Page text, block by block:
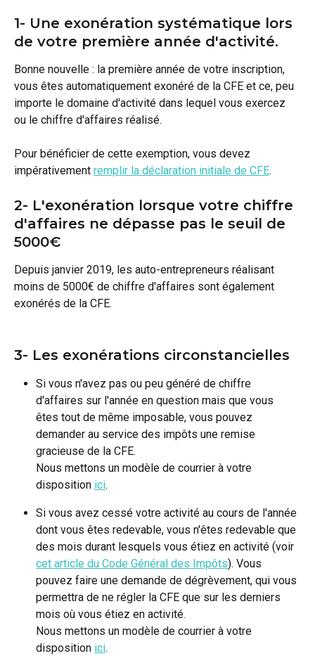
1- Une exonération systématique lors
de votre première année d'activité.
Bonne nouvelle : la première année de votre inscription,
vous êtes automatiquement exonéré de la CFE et ce, peu
importe le domaine d'activité dans lequel vous exercez
ou le chiffre d'affaires réalisé.
Pour bénéficier de cette exemption, vous devez
impérativement remplir la déclaration initiale de CFE.
2- L'exonération lorsque votre chiffre
d'affaires ne dépasse pas le seuil de
5000€
Depuis janvier 2019, les auto-entrepreneurs réalisant
moins de 5000€ de chiffre d'affaires sont également
exonérés de la CFE.
3- Les exonérations circonstancielles
Si vous n'avez pas ou peu généré de chiffre
d'affaires sur l'année en question mais que vous
êtes tout de même imposable, vous pouvez
demander au service des impôts une remise
gracieuse de la CFE.
Nous mettons un modèle de courrier à votre
disposition ici.
Si vous avez cessé votre activité au cours de l'année
dont vous êtes redevable, vous n'êtes redevable que
des mois durant lesquels vous étiez en activité (voir
cet article du Code Général des Impôts). Vous
pouvez faire une demande de dégrèvement, qui vous
permettra de ne régler la CFE que sur les derniers
mois où vous étiez en activité.
Nous mettons un modèle de courrier à votre
disposition ici.